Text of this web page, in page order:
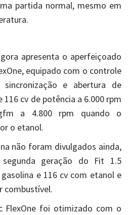
partida normal, mesmo em
apresenta o aperfeiçoado
equipado com o controle
e abertura de
116 cv de potência a 6.000 rpm
a 4.800 rpm quando o
o etanol.
não foram divulgados ainda,
geração do Fit 1.5
e 116 cv com etanol e
combustível.
FlexOne foi otimizado com o